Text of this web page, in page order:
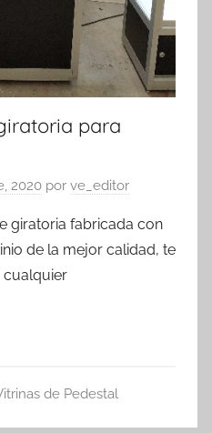
para
2020 por ve_editor
giratoria fabricada con
de la mejor calidad, te
cualquier
de Pedestal